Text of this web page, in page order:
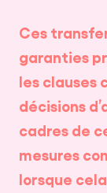
Ces
garanties
les clauses
décisions
cadres de
mesures
lorsque